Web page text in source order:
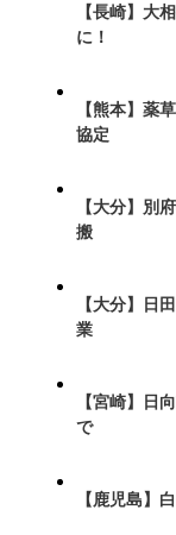
【長崎】大
に！
【熊本】薬
協定
【大分】別
搬
【大分】日
業
【宮崎】日
で
【鹿児島】